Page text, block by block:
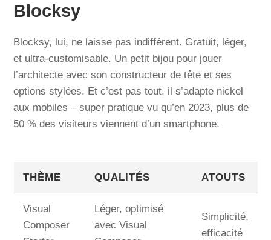
Blocksy
Blocksy, lui, ne laisse pas indifférent. Gratuit, léger,
et ultra-customisable. Un petit bijou pour jouer
l’architecte avec son constructeur de tête et ses
options stylées. Et c’est pas tout, il s’adapte nickel
aux mobiles – super pratique vu qu’en 2023, plus de
50 % des visiteurs viennent d’un smartphone.
THÈME QUALITÉS ATOUTS
Visual
Composer
Léger, optimisé
avec Visual
Simplicité,
efficacité